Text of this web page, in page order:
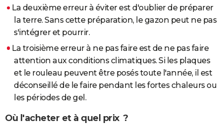
La deuxième erreur à éviter est d'oublier de préparer
la terre. Sans cette préparation, le gazon peut ne pas
s'intégrer et pourrir.
La troisième erreur à ne pas faire est de ne pas faire
attention aux conditions climatiques. Si les plaques
et le rouleau peuvent être posés toute l'année, il est
déconseillé de le faire pendant les fortes chaleurs ou
les périodes de gel.
Où l'acheter et à quel prix ?